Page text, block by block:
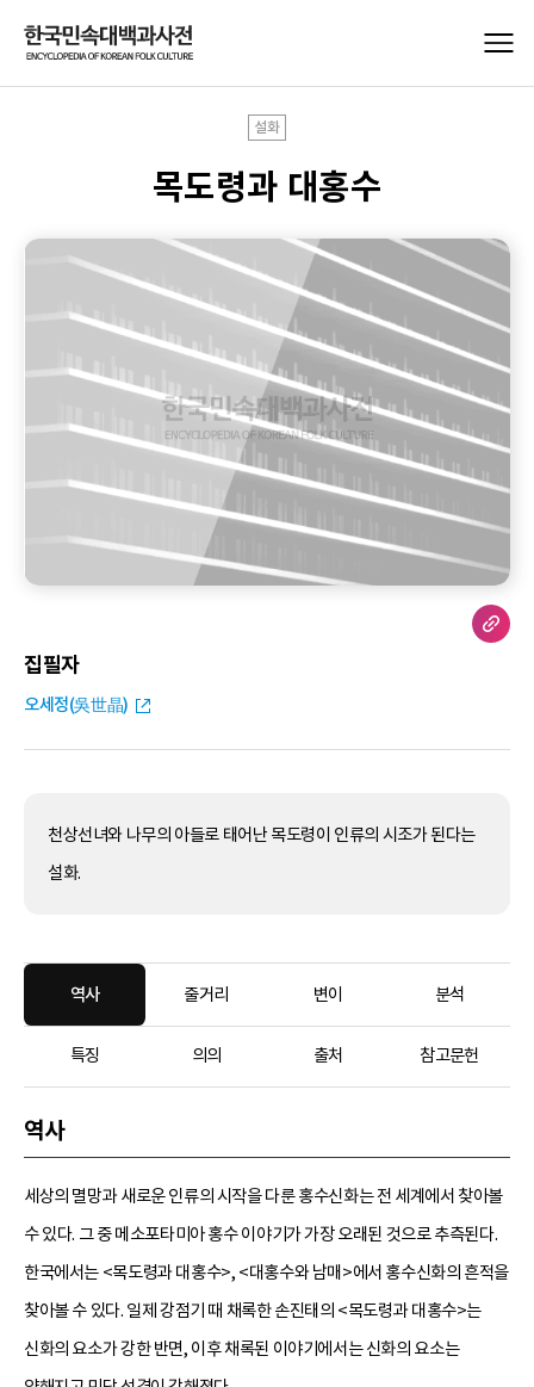
설화
목도령과 대홍수
집필자
오세정(吳世晶)
천상선녀와 나무의 아들로 태어난 목도령이 인류의 시조가 된다는
설화.
역사 줄거리 변이 분석
특징 의의 출처 참고문헌
역사
세상의 멸망과 새로운 인류의 시작을 다룬 홍수신화는 전 세계에서 찾아볼
수 있다. 그 중 메소포타미아 홍수 이야기가 가장 오래된 것으로 추측된다.
한국에서는 <목도령과 대홍수>, <대홍수와 남매>에서 홍수신화의 흔적을
찾아볼 수 있다. 일제 강점기 때 채록한 손진태의 <목도령과 대홍수>는
신화의 요소가 강한 반면, 이후 채록된 이야기에서는 신화의 요소는